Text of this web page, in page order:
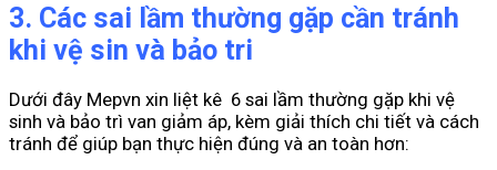
3. Các sai lầm thường gặp cần tránh
khi vệ sin và bảo tri
Dưới đây Mepvn xin liệt kê 6 sai lầm thường gặp khi vệ
sinh và bảo trì van giảm áp, kèm giải thích chi tiết và cách
tránh để giúp bạn thực hiện đúng và an toàn hơn: